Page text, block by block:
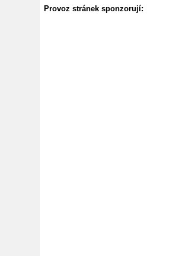
Provoz stránek sponzorují: